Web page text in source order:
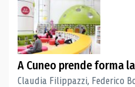
A Cuneo prende forma
Claudia Filippazzi, Federico